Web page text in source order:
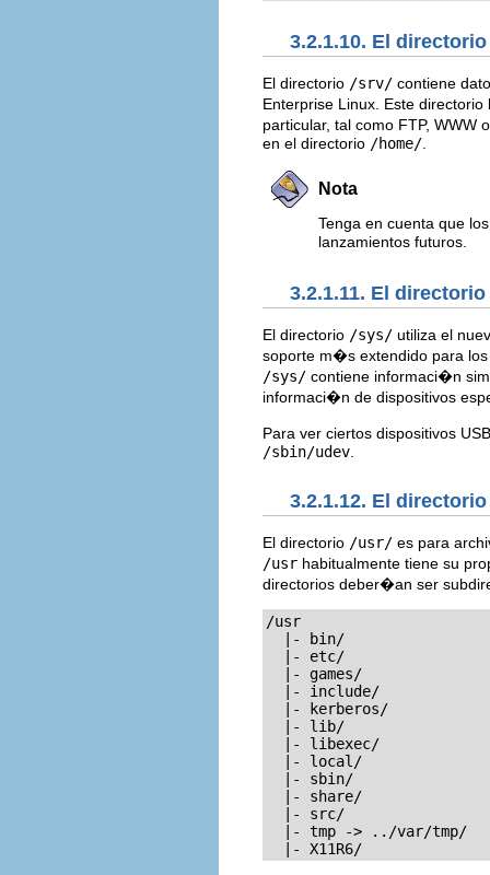
3.2.1.10. El
El directorio /srv/ contiene
Enterprise Linux. Este
particular, tal como FTP,
en el directorio /home/
Nota
Tenga en cuenta que
lanzamientos futuros.
3.2.1.11. El directorio
El directorio /sys/ utiliza el
soporte m�s extendido para
/sys/ contiene informaci�n
informaci�n de dispositivos
Para ver ciertos dispositivos
/sbin/udev
3.2.1.12. El
El directorio /usr/ es para
/usr habitualmente tiene su
directorios deber�an ser
/usr
  |- bin/
  |- etc/
  |- games/
  |- include/
  |- kerberos/
  |- lib/
  |- libexec/
  |- local/
  |- sbin/
  |- share/
  |- src/
  |- tmp -> ../var/tmp/
  |- X11R6/